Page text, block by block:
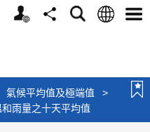
個
分
搜
語
選
氣候平均值及極端值
>
雨量之十天平均值